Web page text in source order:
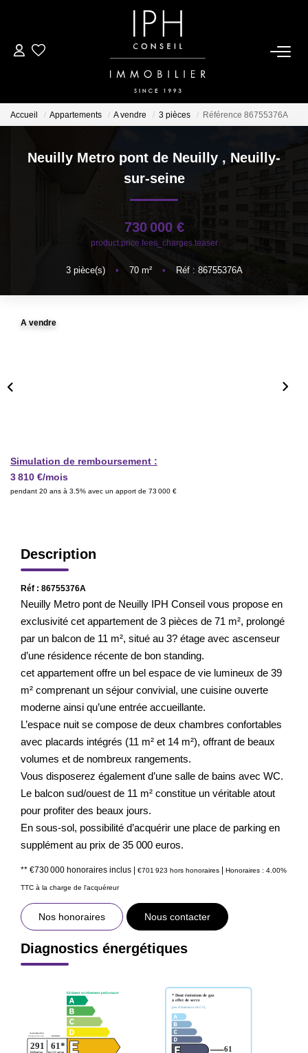
ESTIMER
ACHETER
LOUER
À PROPOS
Nous Rejoindre
Accueil Appartements A vendre 3 pièces Référence 86755376A
Neuilly Metro pont de Neuilly , Neuilly-
sur-seine
730 000 €
product.price.fees_charges.teaser
3pièce(s) • 70m² • Réf : 86755376A
A vendre
Simulation de remboursement :
3 810 €/mois
pendant 20 ans à 3.5% avec un apport de 73 000 €
Description
Réf : 86755376A
Neuilly Metro pont de Neuilly IPH Conseil vous propose en
exclusivité cet appartement de 3 pièces de 71 m², prolongé
par un balcon de 11 m², situé au 3? étage avec ascenseur
d’une résidence récente de bon standing.
cet appartement offre un bel espace de vie lumineux de 39
m² comprenant un séjour convivial, une cuisine ouverte
moderne ainsi qu’une entrée accueillante.
L’espace nuit se compose de deux chambres confortables
avec placards intégrés (11 m² et 14 m²), offrant de beaux
volumes et de nombreux rangements.
Vous disposerez également d’une salle de bains avec WC.
Le balcon sud/ouest de 11 m² constitue un véritable atout
pour profiter des beaux jours.
En sous-sol, possibilité d’acquérir une place de parking en
supplément au prix de 35 000 euros.
** €730 000 honoraires inclus | €701 923 hors honoraires | Honoraires : 4.00%
TTC à la charge de l'acquéreur
Nos honoraires Nous contacter
Diagnostics énergétiques